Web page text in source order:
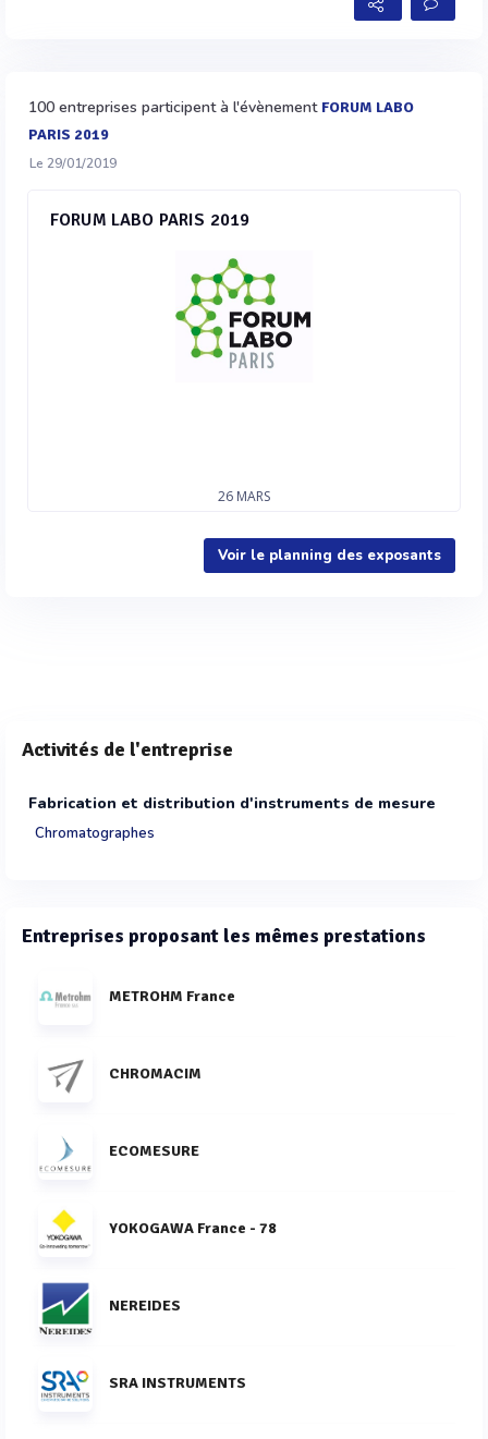
100 entreprises participent à l'évènement FORUM LABO
PARIS 2019
Le 29/01/2019
FORUM LABO PARIS 2019
26 MARS
Voir le planning des exposants
Activités de l'entreprise
Fabrication et distribution d'instruments de mesure
Chromatographes
Entreprises proposant les mêmes prestations
METROHM France
CHROMACIM
ECOMESURE
YOKOGAWA France - 78
NEREIDES
SRA INSTRUMENTS